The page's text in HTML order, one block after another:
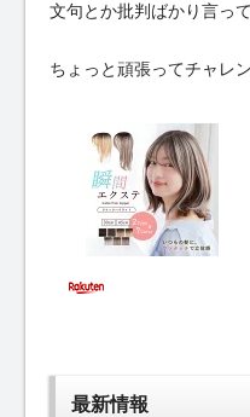
文句とか批判ばかり言っ
ちょっと頑張ってチャレ
最新情報